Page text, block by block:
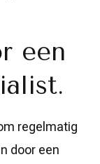
een
regelmatig
door een